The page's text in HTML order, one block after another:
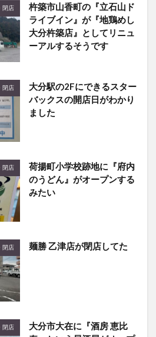
閉店
杵築市山香町の『立石山ド
ライブイン』が『地鶏めし
大分杵築店』としてリニュ
ーアルするそうです
閉店
大分駅の2Fにできるスター
バックスの開店日がわかり
ました
閉店
荷揚町小学校跡地に『府内
のうどん』がオープンする
みたい
閉店 麺勝 乙津店が閉店してた
閉店
大分市大在に『酒房 恵比